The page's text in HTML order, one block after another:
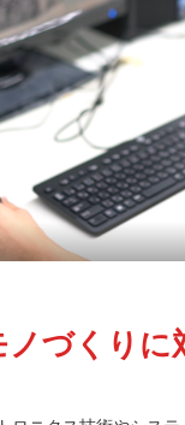
づくりに